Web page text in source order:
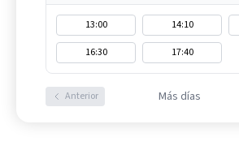
13:00 14:10
16:30
17:40
Anterior Más días